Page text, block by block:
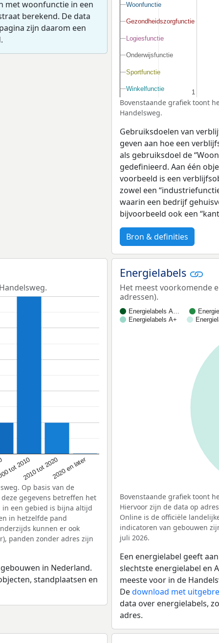
met woonfunctie in een
berekend. De data
zijn daarom een
11
Woonfunctie
Woonfunctie
Gezondheidszorgfunctie
Gezondheidszorgfunctie
Logiesfunctie
Logiesfunctie
Onderwijsfunctie
Onderwijsfunctie
Sportfunctie
Sportfunctie
Winkelfunctie
Winkelfunctie
Bovenstaande grafiek toont
Handelsweg.
Gebruiksdoelen van
geven aan hoe een
als gebruiksdoel de
gedefinieerd. Aan één
voorbeeld is een
zowel een
waarin een bedrijf
bijvoorbeeld ook een
Bron & definities
tot 20102010 tot 20202020 en later
Op basis van de
gegevens betreffen het
in een gebied is bijna altijd
in hetzelfde pand
kunnen er ook
panden zonder adres zijn
in Nederland.
standplaatsen en
Energielabels
Het meest voorkomende
adressen).
Energielabels A…
Energielabels A+
Bovenstaande grafiek toont
Hiervoor zijn de data op
Online is de officiële
indicatoren van gebouwen
juli 2026.
Een energielabel geeft
slechtste energielabel en
meeste voor in de
Dedownload met
data over energielabels,
adres.